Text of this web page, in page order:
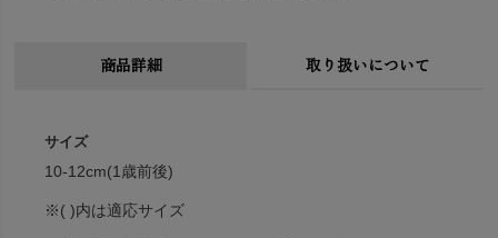
商品詳細 取り扱いについて
サイズ
10-12cm(1歳前後)
※( )内は適応サイズ